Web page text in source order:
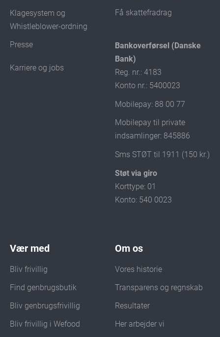
Klagesystem og
Whistleblower-ordning
Presse
Karriere og jobs
Få skattefradrag
Bankoverførsel (Danske
Bank)
Reg. nr.: 4183
Konto nr.: 5400023
Mobilepay: 88 00 77
Mobilepay til private
indsamlinger: 845886
Sms STØT til 1911 (150 kr.)
Støt via giro
Korttype: 01
Konto: 540 0023
Vær med
Bliv frivillig
Find genbrugsbutik
Bliv genbrugsfrivillig
Bliv frivillig i Wefood
Om os
Vores historie
Transparens og regnskab
Resultater
Her arbejder vi